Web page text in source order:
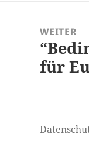
WEITER
Beitrag:
für